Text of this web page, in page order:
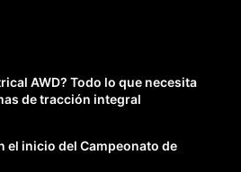
AWD? Todo lo que necesita
de tracción integral
el inicio del Campeonato de